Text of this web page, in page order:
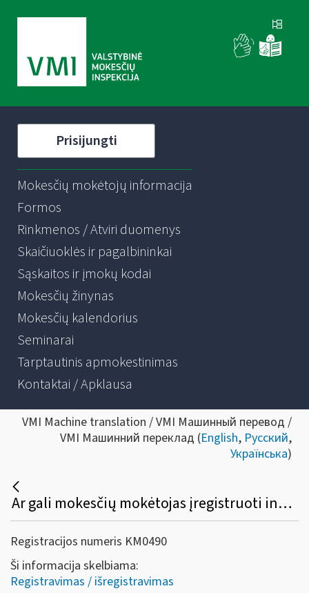
Prisijungti
Mokesčių mokėtojų informacija
Formos
Rinkmenos / Atviri duomenys
Skaičiuoklės ir pagalbininkai
Sąskaitos ir įmokų kodai
Mokesčių žinynas
Mokesčių kalendorius
Seminarai
Tarptautinis apmokestinimas
Kontaktai / Apklausa
VMI Machine translation / VMI Машинный перевод /
VMI Машинний переклад (English, Русский,
Українська)
Ar gali mokesčių mokėtojas įregistruoti individualią veiklą, jei yra skolingas Sodrai?
Registracijos numeris KM0490
Ši informacija skelbiama:
Registravimas / išregistravimas